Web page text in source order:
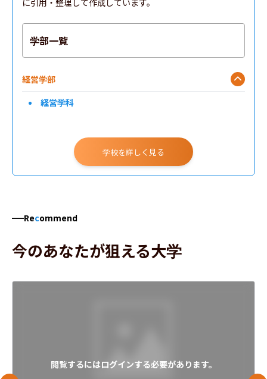
に引用・整理して作成しています。
学部一覧
経営学部
経営学科
学校を詳しく見る
Recommend
今のあなたが狙える大学
閲覧するにはログインする必要があります。